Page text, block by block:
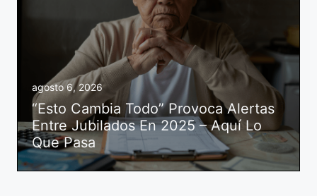
agosto 6, 2026
“Esto Cambia Todo” Provoca Alertas
Entre Jubilados En 2025 – Aquí Lo
Que Pasa